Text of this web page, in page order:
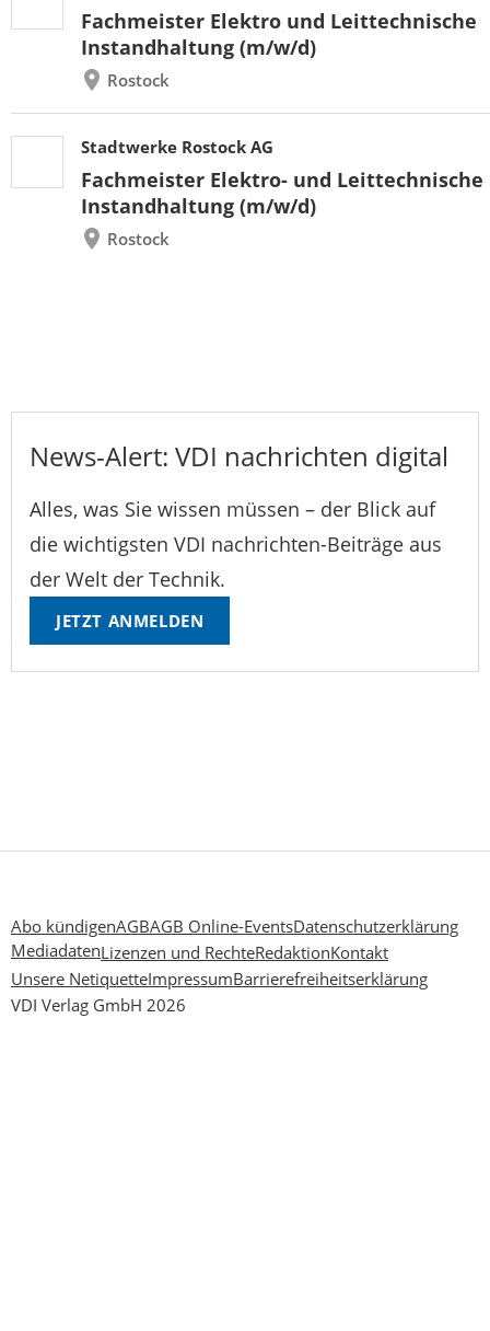
Fachmeister Elektro und Leittechnische
Instandhaltung (m/w/d)
Rostock
Stadtwerke Rostock AG
Fachmeister Elektro- und Leittechnische
Instandhaltung (m/w/d)
Rostock
News-Alert: VDI nachrichten digital
Alles, was Sie wissen müssen – der Blick auf
die wichtigsten VDI nachrichten-Beiträge aus
der Welt der Technik.
JETZT ANMELDEN
Abo kündigenAGBAGB Online-EventsDatenschutzerklärung
MediadatenLizenzen und RechteRedaktionKontakt
Unsere NetiquetteImpressumBarrierefreiheitserklärung
VDI Verlag GmbH 2026